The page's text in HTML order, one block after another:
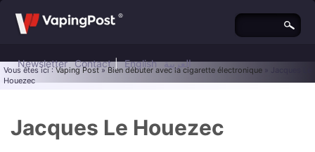
Newsletter Contact | English العربية
Vous êtes ici :Vaping Post» Bien débuter avec la cigarette électronique » Jacques Le
Houezec
Jacques Le Houezec